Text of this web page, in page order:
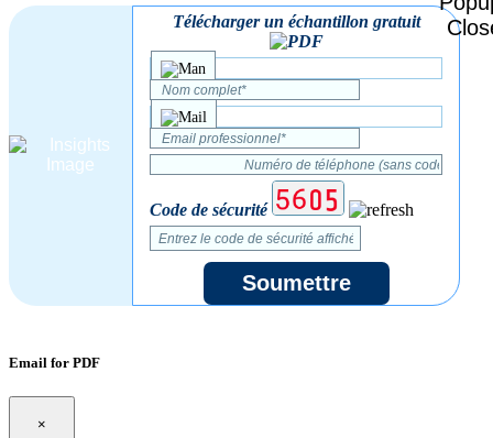
Télécharger un échantillon gratuit
Code de sécurité
Soumettre
Email for PDF
×